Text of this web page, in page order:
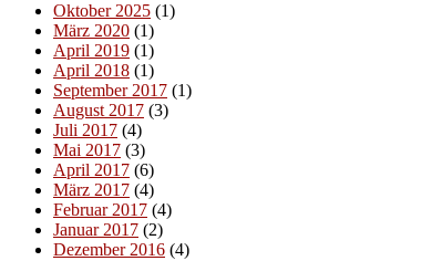
Oktober 2025 (1)
März 2020 (1)
April 2019 (1)
April 2018 (1)
September 2017 (1)
August 2017 (3)
Juli 2017 (4)
Mai 2017 (3)
April 2017 (6)
März 2017 (4)
Februar 2017 (4)
Januar 2017 (2)
Dezember 2016 (4)